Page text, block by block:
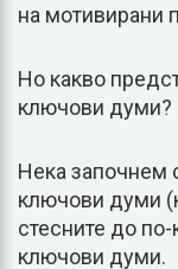
на мотивирани
Но какво
ключови думи?
Нека започнем
ключови думи
стесните до
ключови думи.